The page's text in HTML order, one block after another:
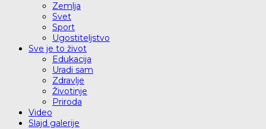
Zemlja
Svet
Sport
Ugostiteljstvo
Sve je to život
Edukacija
Uradi sam
Zdravlje
Životinje
Priroda
Video
Slajd galerije